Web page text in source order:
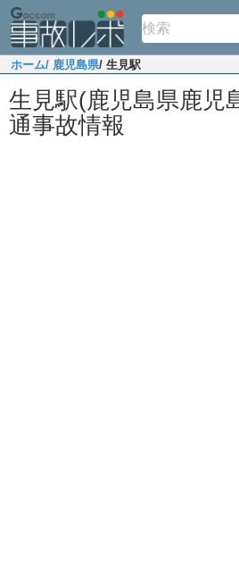
ホーム/ 鹿児島県/ 生見駅
生見駅(鹿児島県鹿児
通事故情報